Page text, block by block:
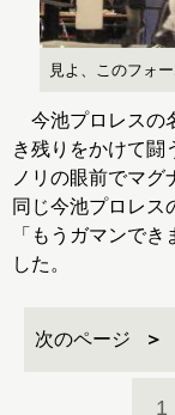
見よ、このフォー
今池プロレスの
き残りをかけて闘
ノリの眼前でマグ
同じ今池プロレス
「もうガマンで
した。
次のページ
1